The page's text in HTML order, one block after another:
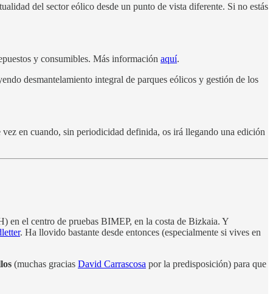
del sector eólico desde un punto de vista diferente. Si no estás
y consumibles. Más información aquí.
desmantelamiento integral de parques eólicos y gestión de los
vez en cuando, sin periodicidad definida, os irá llegando una edición
en el centro de pruebas BIMEP, en la costa de Bizkaia. Y
. Ha llovido bastante desde entonces (especialmente si vives en
(muchas gracias David Carrascosa por la predisposición) para que